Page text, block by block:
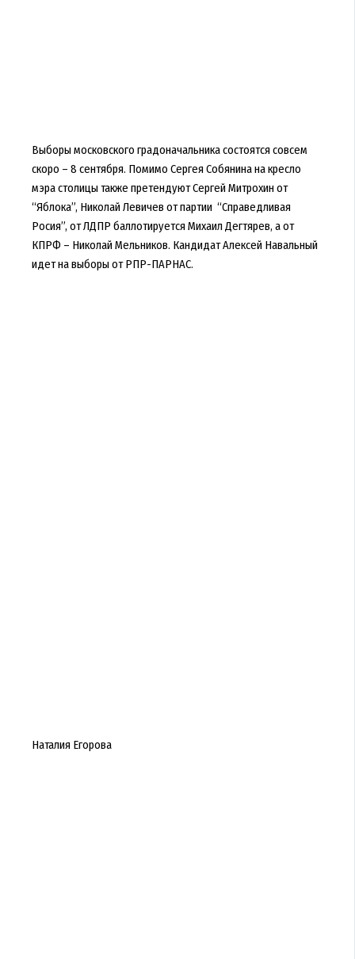
Выборы московского градоначальника состоятся совсем
скоро – 8 сентября. Помимо Сергея Собянина на кресло
мэра столицы также претендуют Сергей Митрохин от
“Яблока”, Николай Левичев от партии “Справедливая
Росия”, от ЛДПР баллотируется Михаил Дегтярев, а от
КПРФ – Николай Мельников. Кандидат Алексей Навальный
идет на выборы от РПР-ПАРНАС.
Наталия Егорова